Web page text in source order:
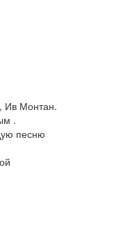
Ив Монтан.
.
песню